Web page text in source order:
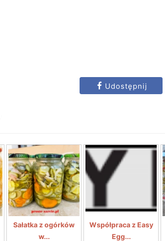
Udostępnij
Sałatka z ogórków
w...
Współpraca z Easy
Egg...